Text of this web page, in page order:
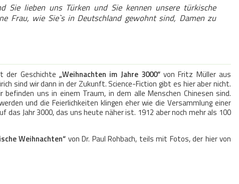
Sie lieben uns Türken und Sie kennen unsere türkische
Frau, wie Sie`s in Deutschland gewohnt sind, Damen zu
der Geschichte „Weihnachten im Jahre 3000“von Fritz Müller aus
sind wir dann in der Zukunft. Science-Fiction gibt es hier aber nicht.
befinden uns in einem Traum, in dem alle Menschen Chinesen sind.
und die Feierlichkeiten klingen eher wie die Versammlung einer
das Jahr 3000, das uns heute näher ist. 1912 aber noch mehr als 100
Weihnachten“ von Dr. Paul Rohbach, teils mit Fotos, der hier von